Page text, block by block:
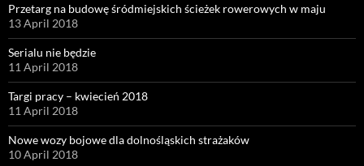
Przetarg na budowę śródmiejskich ścieżek rowerowych w maju
13 April 2018
Serialu nie będzie
11 April 2018
Targi pracy – kwiecień 2018
11 April 2018
Nowe wozy bojowe dla dolnośląskich strażaków
10 April 2018